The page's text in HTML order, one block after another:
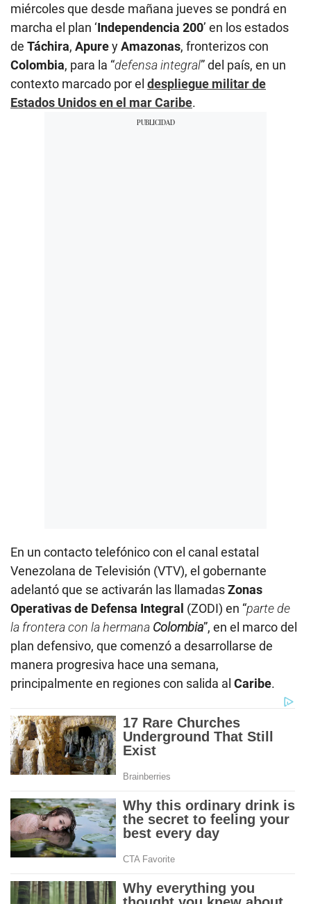
miércoles que desde mañana jueves se pondrá en
marcha el plan ‘Independencia 200’ en los estados
de Táchira, ApureyAmazonas, fronterizos con
Colombia, para la “defensa integral” del país, en un
contexto marcado por el despliegue militar de
Estados Unidos en el mar Caribe.
En un contacto telefónico con el canal estatal
Venezolana de Televisión (VTV), el gobernante
adelantó que se activarán las llamadasZonas
Operativas de Defensa Integral (ZODI) en “parte de
la frontera con la hermana Colombia”, en el marco del
plan defensivo, que comenzó a desarrollarse de
manera progresiva hace una semana,
principalmente en regiones con salida al Caribe.